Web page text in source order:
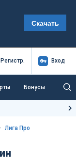
Скачать
Регистр. Вход
Бонусы
Лига Про